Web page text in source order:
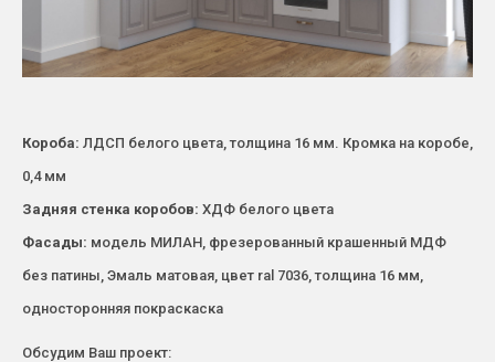
Короба: ЛДСП белого цвета, толщина 16 мм. Кромка на коробе,
0,4 мм
Задняя стенка коробов: ХДФ белого цвета
Фасады: модель МИЛАН, фрезерованный крашенный МДФ
без патины, Эмаль матовая, цвет ral 7036, толщина 16 мм,
односторонняя покраскаска
Обсудим Ваш проект: